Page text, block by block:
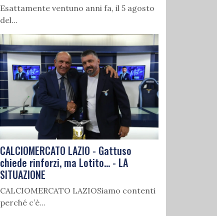
Esattamente ventuno anni fa, il 5 agosto
del...
CALCIOMERCATO LAZIO - Gattuso
chiede rinforzi, ma Lotito... - LA
SITUAZIONE
CALCIOMERCATO LAZIOSiamo contenti
perché c’è...